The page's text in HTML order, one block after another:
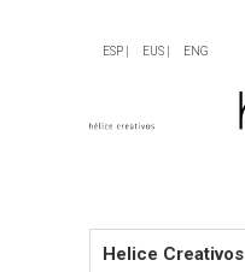
ESP | EUS | ENG
Helice Creativos